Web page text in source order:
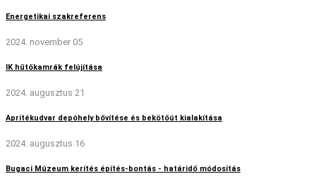
Energetikai szakreferens
2024. november 05
IK hűtőkamrák felújítása
2024. augusztus 21
Aprítékudvar depóhely bővítése és bekötőút kialakítása
2024. augusztus 16
Bugaci Múzeum kerítés építés-bontás - határidő módosítás